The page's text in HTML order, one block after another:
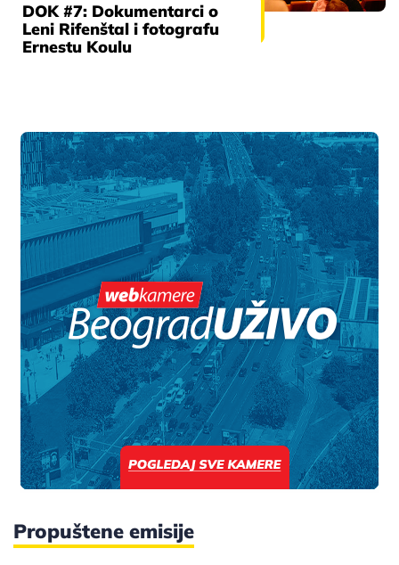
DOK #7: Dokumentarci o
Leni Rifenštal i fotografu
Ernestu Koulu
Propuštene emisije